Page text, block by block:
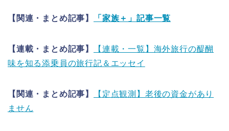
【関連・まとめ記事】 「家族＋」記事一覧
【連載・まとめ記事】
【連載・一覧】海外旅行の醍醐
味を知る添乗員の旅行記＆エッセイ
【関連・まとめ記事】
【定点観測】老後の資金があり
ません